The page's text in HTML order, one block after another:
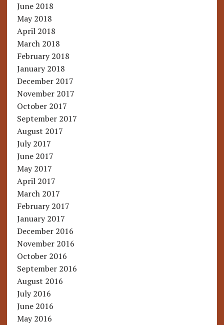
June 2018
May 2018
April 2018
March 2018
February 2018
January 2018
December 2017
November 2017
October 2017
September 2017
August 2017
July 2017
June 2017
May 2017
April 2017
March 2017
February 2017
January 2017
December 2016
November 2016
October 2016
September 2016
August 2016
July 2016
June 2016
May 2016